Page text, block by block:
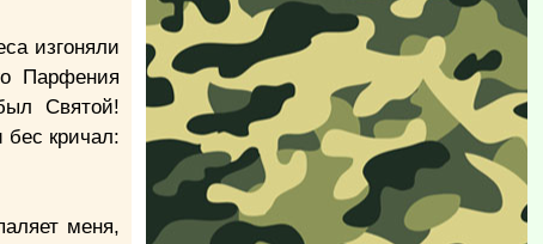
изгоняли
Парфения
Святой!
кричал:
меня,